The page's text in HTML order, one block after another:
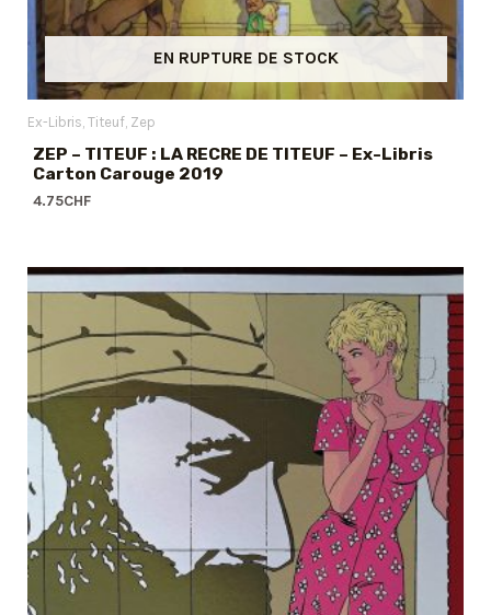
EN RUPTURE DE STOCK
Ex-Libris Titeuf Zep
ZEP – TITEUF : LA RECRE DE TITEUF – Ex-Libris
Carton Carouge 2019
4.75CHF